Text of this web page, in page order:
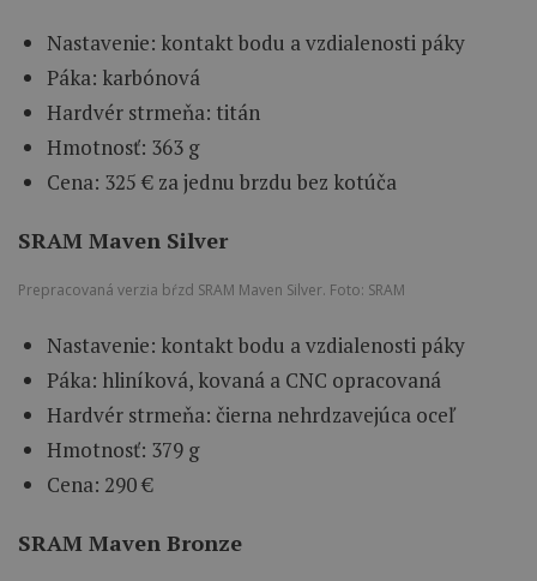
Nastavenie: kontakt bodu a vzdialenosti páky
Páka: karbónová
Hardvér strmeňa: titán
Hmotnosť: 363 g
Cena: 325 € za jednu brzdu bez kotúča
SRAM Maven Silver
Prepracovaná verzia bŕzd SRAM Maven Silver. Foto: SRAM
Nastavenie: kontakt bodu a vzdialenosti páky
Páka: hliníková, kovaná a CNC opracovaná
Hardvér strmeňa: čierna nehrdzavejúca oceľ
Hmotnosť: 379 g
Cena: 290 €
SRAM Maven Bronze